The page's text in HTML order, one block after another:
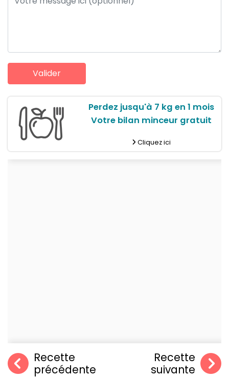
Perdez jusqu'à 7 kg en 1 mois
Votre bilan minceur gratuit
Cliquez ici
Recette
précédente
Recette
suivante